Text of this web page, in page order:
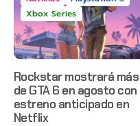
Xbox Series
Rockstar mostrará más
de GTA 6 en agosto con
estreno anticipado en
Netflix